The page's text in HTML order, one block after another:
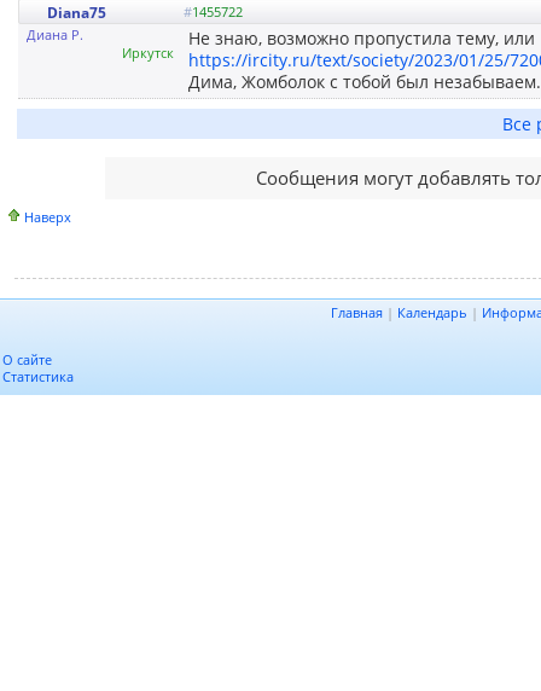
Diana75 #1455722
Диана Р.
Иркутск
Не знаю, возможно пропустила тему,
https://ircity.ru/text/society/2023/01/25/
Дима, Жомболок с тобой был
Все
Сообщения могут добавлять
Наверх
Главная | Календарь |
О сайте
Статистика